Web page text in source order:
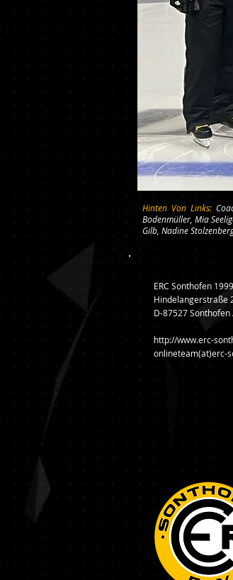
Hinten Von Links:
Bodenmüller, Mia
Gilb, Nadine
ERC Sonthofen
Hindelangerstraße
D-87527 Sonthofen
http://www.erc-
onlineteam(at)erc-